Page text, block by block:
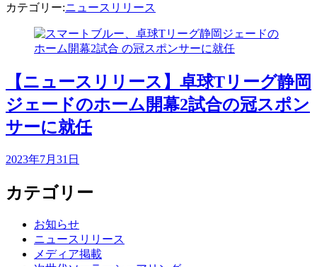
カテゴリー:ニュースリリース
【ニュースリリース】卓球Tリーグ静岡
ジェードのホーム開幕2試合の冠スポン
サーに就任
2023年7月31日
カテゴリー
お知らせ
ニュースリリース
メディア掲載